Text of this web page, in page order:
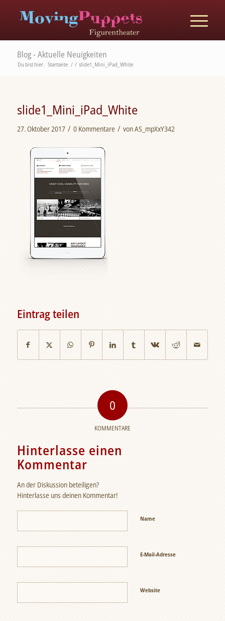
Blog - Aktuelle Neuigkeiten
Du bist hier: Startseite / / slide1_Mini_iPad_White
slide1_Mini_iPad_White
27. Oktober 2017 / 0 Kommentare / vonAS_mpXxY342
Eintrag teilen
0
KOMMENTARE
Hinterlasse einen
Kommentar
An der Diskussion beteiligen?
Hinterlasse uns deinen Kommentar!
Name
E-Mail-Adresse
Website